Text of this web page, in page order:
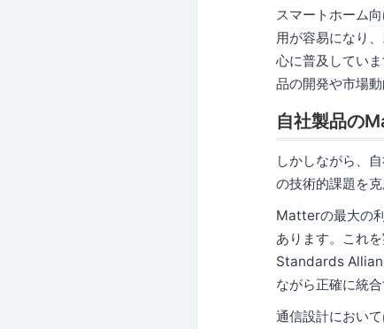
スマートホーム
用が容易になり
心に普及してい
品の開発や市場
自社製品の
しかしながら、
の技術的課題を
Matterの最大の
あります。これ
Standards
ながら正確に統
通信設計におい